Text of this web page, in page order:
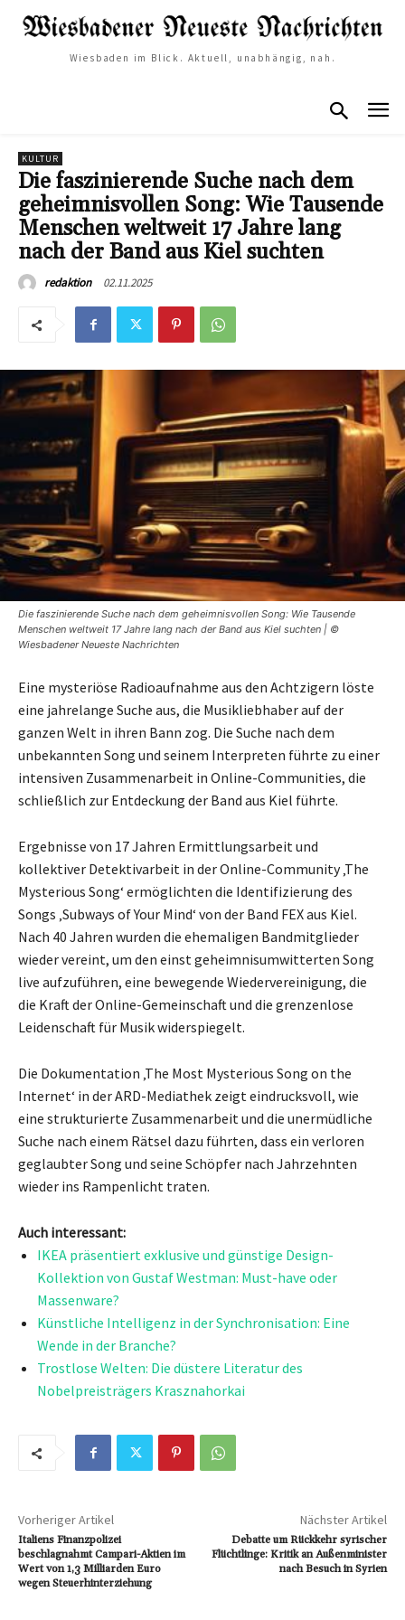
Wiesbaden im Blick. Aktuell, unabhängig, nah.
KULTUR
Die faszinierende Suche nach dem
geheimnisvollen Song: Wie Tausende
Menschen weltweit 17 Jahre lang
nach der Band aus Kiel suchten
redaktion 02.11.2025
Die faszinierende Suche nach dem geheimnisvollen Song: Wie Tausende
Menschen weltweit 17 Jahre lang nach der Band aus Kiel suchten | ©
Wiesbadener Neueste Nachrichten
Eine mysteriöse Radioaufnahme aus den Achtzigern löste
eine jahrelange Suche aus, die Musikliebhaber auf der
ganzen Welt in ihren Bann zog. Die Suche nach dem
unbekannten Song und seinem Interpreten führte zu einer
intensiven Zusammenarbeit in Online-Communities, die
schließlich zur Entdeckung der Band aus Kiel führte.
Ergebnisse von 17 Jahren Ermittlungsarbeit und
kollektiver Detektivarbeit in der Online-Community ‚The
Mysterious Song‘ ermöglichten die Identifizierung des
Songs ‚Subways of Your Mind‘ von der Band FEX aus Kiel.
Nach 40 Jahren wurden die ehemaligen Bandmitglieder
wieder vereint, um den einst geheimnisumwitterten Song
live aufzuführen, eine bewegende Wiedervereinigung, die
die Kraft der Online-Gemeinschaft und die grenzenlose
Leidenschaft für Musik widerspiegelt.
Die Dokumentation ‚The Most Mysterious Song on the
Internet‘ in der ARD-Mediathek zeigt eindrucksvoll, wie
eine strukturierte Zusammenarbeit und die unermüdliche
Suche nach einem Rätsel dazu führten, dass ein verloren
geglaubter Song und seine Schöpfer nach Jahrzehnten
wieder ins Rampenlicht traten.
Auch interessant:
IKEA präsentiert exklusive und günstige Design-
Kollektion von Gustaf Westman: Must-have oder
Massenware?
Künstliche Intelligenz in der Synchronisation: Eine
Wende in der Branche?
Trostlose Welten: Die düstere Literatur des
Nobelpreisträgers Krasznahorkai
Vorheriger Artikel
Italiens Finanzpolizei
beschlagnahmt Campari-Aktien im
Wert von 1,3 Milliarden Euro
wegen Steuerhinterziehung
Nächster Artikel
Debatte um Rückkehr syrischer
Flüchtlinge: Kritik an Außenminister
nach Besuch in Syrien